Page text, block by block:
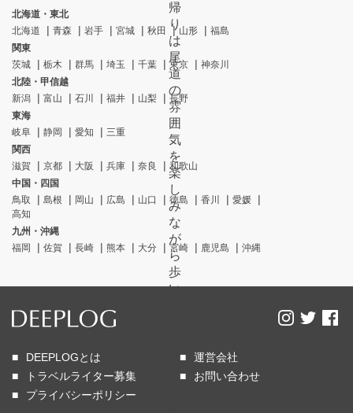
帰
り
は
尾
道
の
雰
囲
気
を
楽
し
み
な
が
ら
歩
い
の
が
北海道・東北
北海道
青森 岩手 宮城 秋田 山形
福島
関東
茨城
栃木 群馬 埼玉 千葉 東京
神奈川
北陸・甲信越
新潟
富山 石川 福井 山梨
長野
東海
岐阜
静岡 愛知
三重
関西
滋賀
京都 大阪 兵庫 奈良
和歌山
中国・四国
鳥取
島根 岡山 広島 山口 徳島 香川
愛媛
高知
九州・沖縄
福岡
佐賀 長崎 熊本 大分 宮崎 鹿児島 沖縄
DEEPLOGとは
運営会社
トラベルライター募集
お問い合わせ
プライバシーポリシー